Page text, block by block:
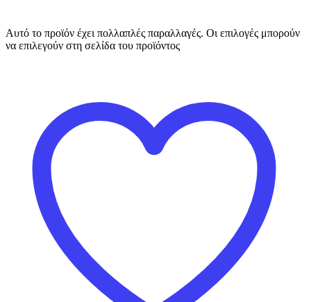
Αυτό το προϊόν έχει πολλαπλές παραλλαγές. Οι επιλογές μπορούν
να επιλεγούν στη σελίδα του προϊόντος